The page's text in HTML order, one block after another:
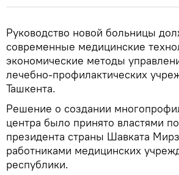
Руководство новой больницы
современные медицинские
экономические методы
лечебно-профилактических
Ташкента.
Решение о создании
центра было принято властями
президента страны Шавката
работниками медицинских
республики.